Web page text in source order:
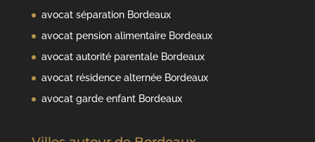
avocat séparation Bordeaux
avocat pension alimentaire Bordeaux
avocat autorité parentale Bordeaux
avocat résidence alternée Bordeaux
avocat garde enfant Bordeaux